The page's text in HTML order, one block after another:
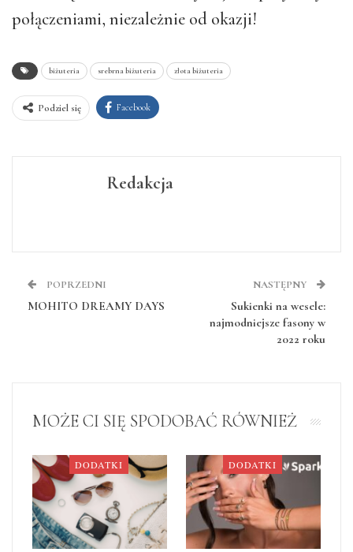
połączeniami, niezależnie od okazji!
biżuteria srebrna biżuteria złota biżuteria
Podziel się Facebook
Redakcja
POPRZEDNI
MOHITO DREAMY DAYS
NASTĘPNY
Sukienki na wesele:
najmodniejsze fasony w
2022 roku
MOŻE CI SIĘ SPODOBAĆ RÓWNIEŻ
DODATKI DODATKI